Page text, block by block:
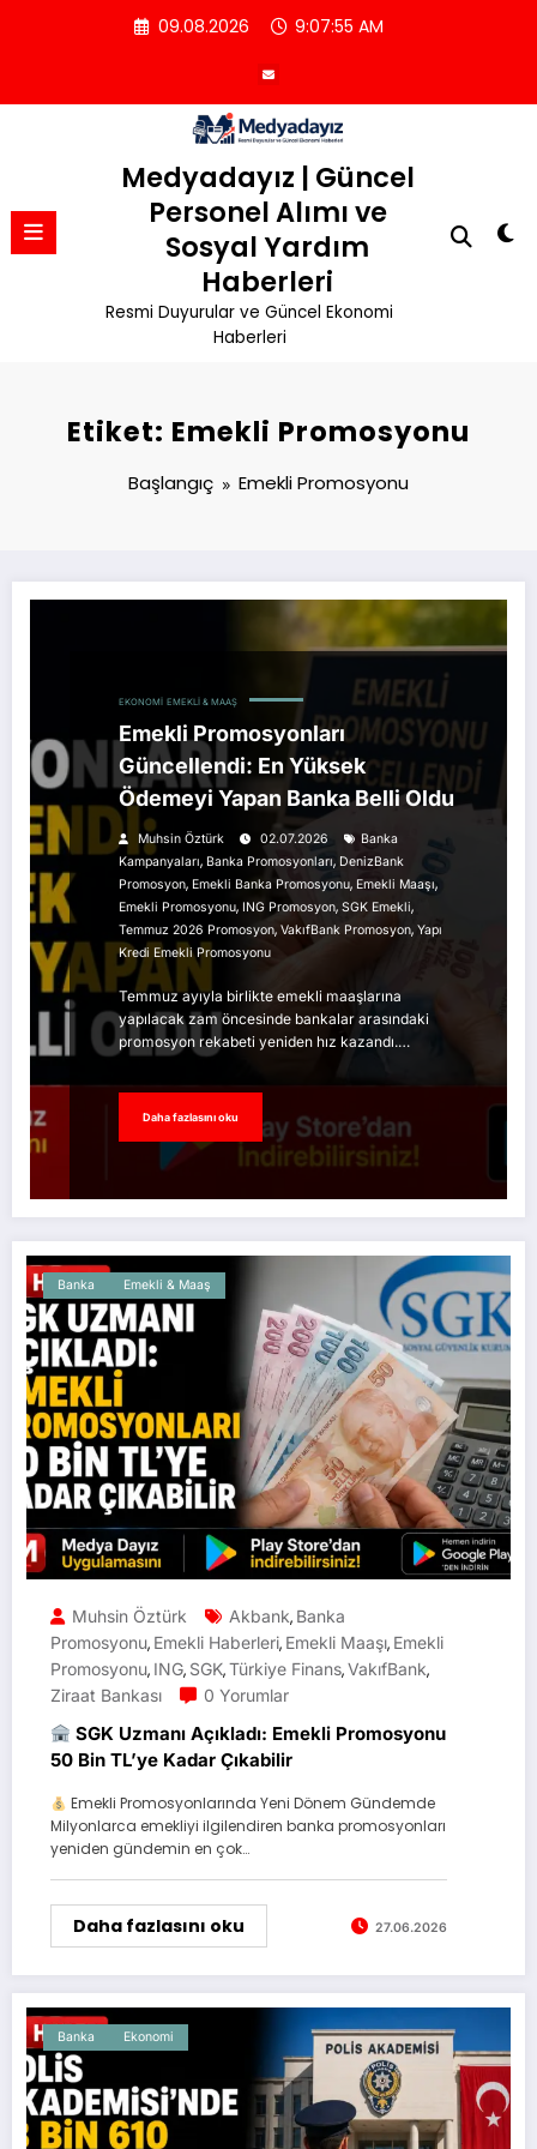
09.08.2026 9:07:55 AM
Medyadayız | Güncel
Personel Alımı ve
Sosyal Yardım
Haberleri
Resmi Duyurular ve Güncel Ekonomi
Haberleri
Etiket: Emekli Promosyonu
Başlangıç Emekli Promosyonu
EKONOMI EMEKLI & MAAŞ
Emekli Promosyonları
Güncellendi: En Yüksek
Ödemeyi Yapan Banka Belli Oldu
Muhsin Öztürk 02.07.2026
Banka
Kampanyaları, Banka Promosyonları, DenizBank
Promosyon, Emekli Banka Promosyonu, Emekli Maaşı,
Emekli Promosyonu, ING Promosyon, SGK Emekli,
Temmuz 2026 Promosyon, VakıfBank Promosyon, Yapı
Kredi Emekli Promosyonu
Temmuz ayıyla birlikte emekli maaşlarına
yapılacak zam öncesinde bankalar arasındaki
promosyon rekabeti yeniden hız kazandı.…
Daha fazlasını oku
Banka Emekli & Maaş
Muhsin Öztürk Akbank, Banka
Promosyonu, Emekli Haberleri, Emekli Maaşı, Emekli
Promosyonu, ING, SGK,Türkiye Finans,VakıfBank,
Ziraat Bankası
0 Yorumlar
SGK Uzmanı Açıkladı: Emekli Promosyonu
50 Bin TL’ye Kadar Çıkabilir
Emekli Promosyonlarında Yeni Dönem Gündemde
Milyonlarca emekliyi ilgilendiren banka promosyonları
yeniden gündemin en çok…
Daha fazlasını oku 27.06.2026
Banka Ekonomi